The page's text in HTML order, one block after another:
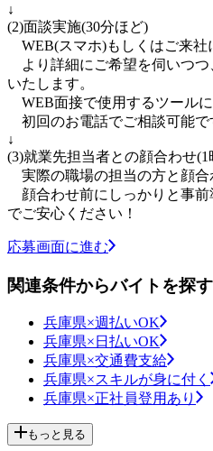
↓
(2)面談実施(30分ほど)
WEB(スマホ)もしくはご来社
より詳細にご希望を伺いつつ
いたします。
WEB面接で使用するツールに
初回のお電話でご相談可能で
↓
(3)就業先担当者との顔合わせ(1
実際の職場の担当の方と顔合
顔合わせ前にしっかりと事前
でご安心ください！
応募画面に進む
関連条件からバイトを探す
兵庫県×週払いOK
兵庫県×日払いOK
兵庫県×交通費支給
兵庫県×スキルが身に付く
兵庫県×正社員登用あり
もっと見る